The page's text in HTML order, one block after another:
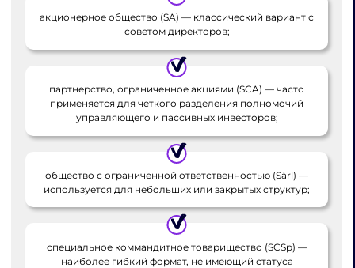
акционерное общество (SA) — классический вариант с
советом директоров;
партнерство, ограниченное акциями (SCA) — часто
применяется для четкого разделения полномочий
управляющего и пассивных инвесторов;
общество с ограниченной ответственностью (Sàrl) —
используется для небольших или закрытых структур;
специальное коммандитное товарищество (SCSp) —
наиболее гибкий формат, не имеющий статуса